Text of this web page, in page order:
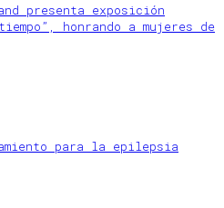
presenta exposición
honrando a mujeres de
para la epilepsia